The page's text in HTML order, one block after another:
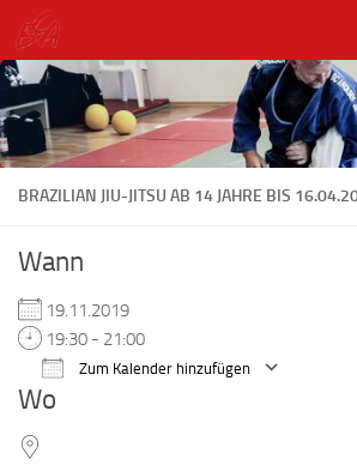
Unter dem Inhalt
BRAZILIAN JIU-JITSU AB 14 JAHRE BIS
Wann
19.11.2019
19:30 - 21:00
Zum Kalender hinzufügen
Wo